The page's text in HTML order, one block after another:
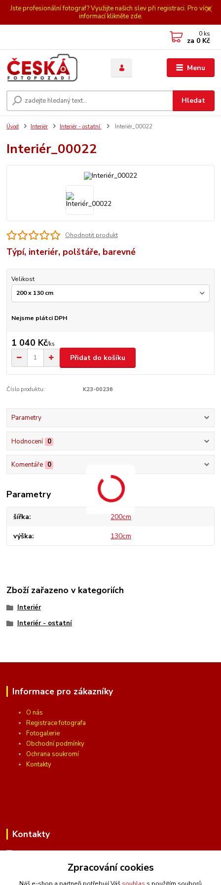
Jste profesionální fotograf? Využijte našich slev při registraci. Pro více
informací klikněte zde.
Menu
Hledat
0 ks
za 0 Kč
Úvod Interiér Interiér - ostatní Interiér_00022
Interiér_00022
Ohodnotit produkt
Týpí, interiér, polštáře, barevné
Velikost
Nejsme plátci DPH
1 040 Kč/ks
Přidat do košíku
Číslo produktu: K23-00236
Parametry
Hodnocení 0
Komentáře 0
Parametry
šířka 200cm
výška 130cm
Zboží zařazeno v kategoriích
Interiér
Interiér - ostatní
Informace pro zákazníky
O nás
Registrace fotografa
Fotogalerie
Obchodní podmínky
Ochrana soukromí
Kontakty
Kontakty
(Po-Pá, 10 - 16 hod.)
Zpracování cookies